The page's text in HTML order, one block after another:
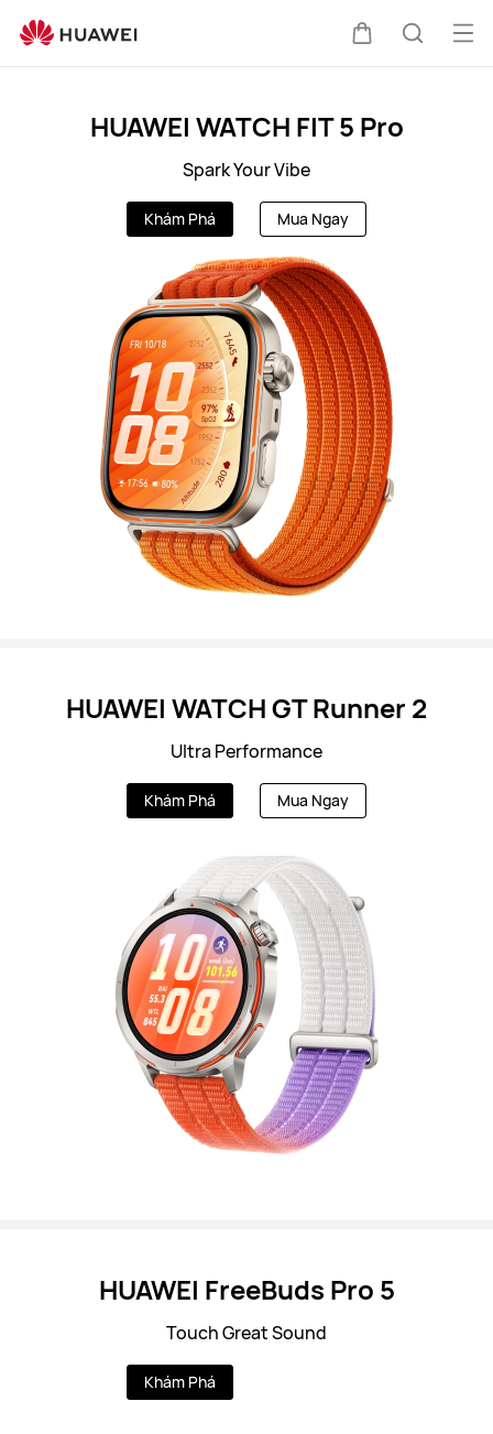
đẩy kiếm
Mở
HUAWEI WATCH FIT 5 Pro
Spark Your Vibe
Khám Phá Mua Ngay
HUAWEI WATCH GT Runner 2
Ultra Performance
Khám Phá Mua Ngay
HUAWEI FreeBuds Pro 5
Touch Great Sound
Khám Phá